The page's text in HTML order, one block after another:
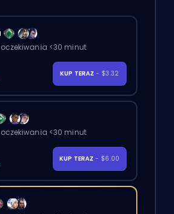
<30 minut
KUP TERAZ - $3.32
<30 minut
KUP TERAZ - $6.00